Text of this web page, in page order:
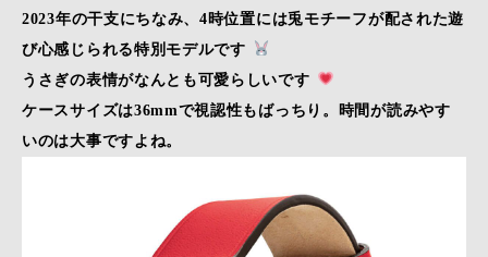
2023年の干支にちなみ、4時位置には兎モチーフが配された遊
び心感じられる特別モデルです
うさぎの表情がなんとも可愛らしいです
ケースサイズは36mmで視認性もばっちり。時間が読みやす
いのは大事ですよね。